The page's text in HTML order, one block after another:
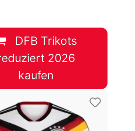
DFB Trikots
2026
kaufen